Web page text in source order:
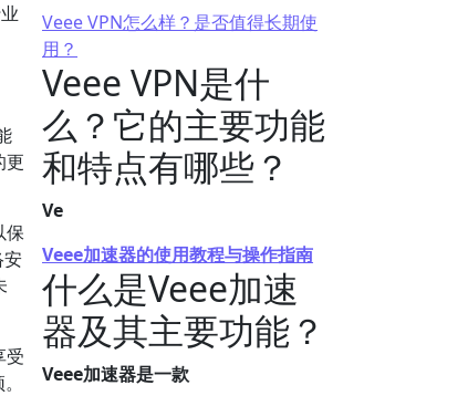
更
保
安
受
Veee VPN怎么样？是否值得长期使
用？
Veee VPN是什
么？它的主要功能
和特点有哪些？
Ve
Veee加速器的使用教程与操作指南
什么是Veee加速
器及其主要功能？
Veee加速器是一款